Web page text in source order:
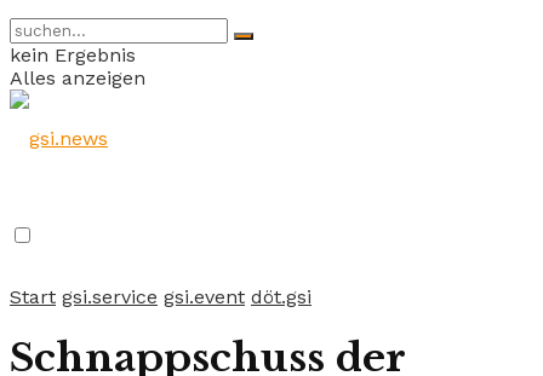
kein Ergebnis
Alles anzeigen
Start gsi.service gsi.event döt.gsi
Schnappschuss der